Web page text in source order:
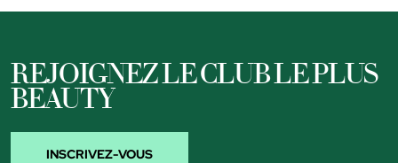
REJOIGNEZ LE CLUB LE PLUS
BEAUTY
INSCRIVEZ-VOUS